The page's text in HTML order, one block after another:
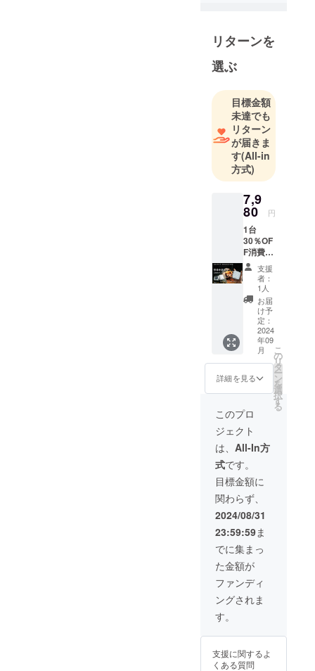
ちの生活を
変化させて
くれる「価
値」や
「サービ
ス」をお客
様にご提案
していきま
す。 お客様
本位、サー
ビス第一。
商品の品
質、対応の
速さには自
信がござい
ます。
リターンを
選ぶ
目標金額
未達でも
リターン
が届きま
す(All-in
方式)
7,9
80 円
1台
30％OF
F消費税
込み
本体
*1・充
電用
USB-
TypeC
ケーブ
ル*1・
三角 ス
タンド
*1・ 収
納バッ
グ *1 ・
登山用
安全
ロック
*1
支援
者：
1人
お届
け予
定：
2024
年09
月
詳細を見る
こ
の
リ
タ
ー
ン
を
選
択
す
る
このプロ
ジェクト
は、 All-In方
式です。
目標金額に
関わらず、
2024/08/31
23:59:59ま
でに集まっ
た金額が
ファンディ
ングされま
す。
支援に関するよ
くある質問